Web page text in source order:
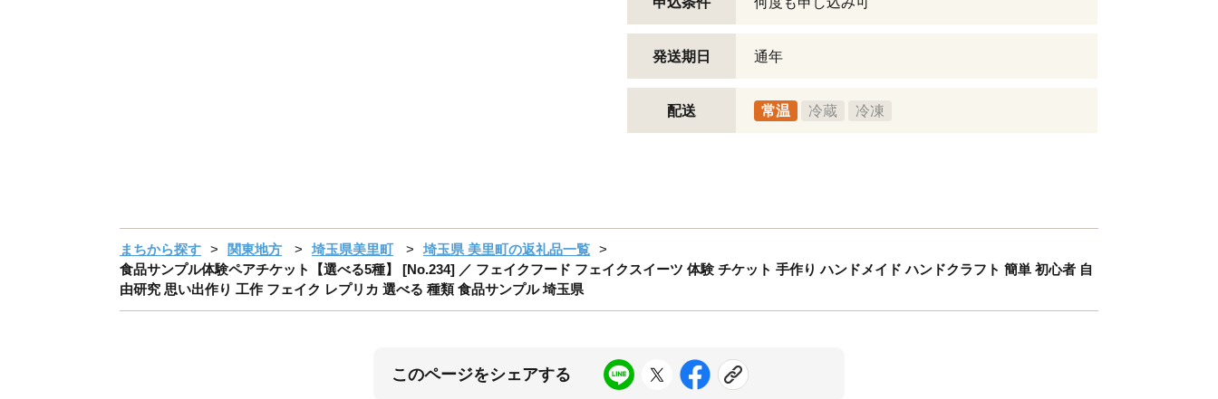
発送期日 通年
配送 常温 冷蔵 冷凍
まちから探す 関東地方 埼玉県美里町
埼玉県 美里町の返礼品一覧
食品サンプル体験ペアチケット【選べる5種】 [No.234] ／ フェイクフード フェイクスイーツ 体験 チケット 手作り ハンドメイド ハンドクラフト 簡単 初心者 自
由研究 思い出作り 工作 フェイク レプリカ 選べる 種類 食品サンプル 埼玉県
このページをシェアする